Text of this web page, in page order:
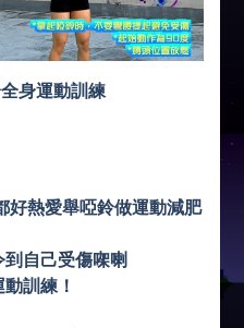
身運動訓練
好熱愛舉啞鈴做運動減肥
自己受傷㗎喇
訓練！